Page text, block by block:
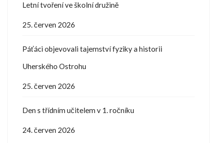
Letní tvoření ve školní družině
25. červen 2026
Páťáci objevovali tajemství fyziky a historii
Uherského Ostrohu
25. červen 2026
Den s třídním učitelem v 1. ročníku
24. červen 2026